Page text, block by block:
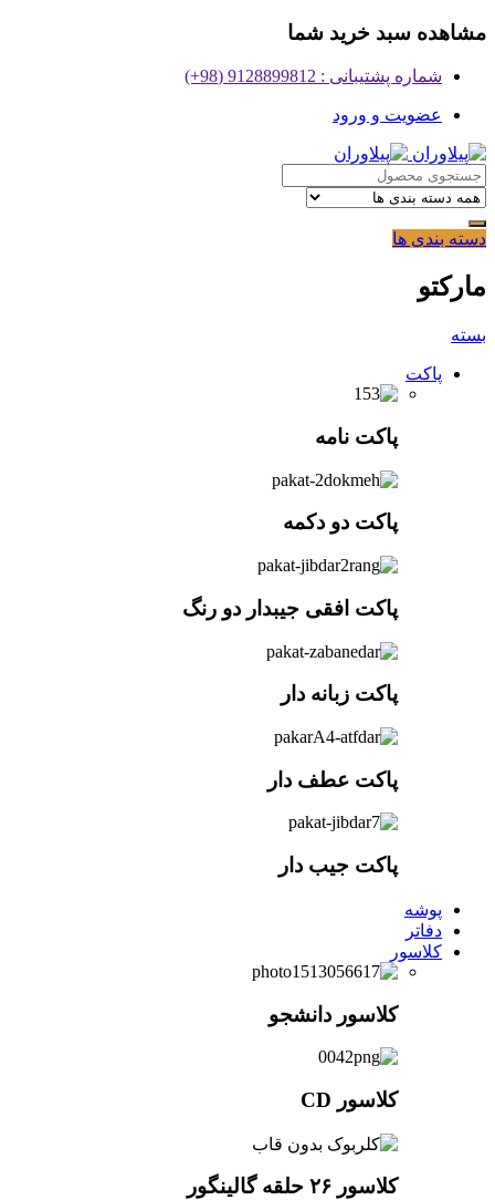
مشاهده سبد خرید شما
شماره پشتیبانی : 9128899812 (98+)
عضویت و ورود
دسته بندی ها
مارکتو
بسته
پاکت
پاکت نامه
پاکت دو دکمه
پاکت افقی جیبدار دو رنگ
پاکت زبانه دار
پاکت عطف دار
پاکت جیب دار
پوشه
دفاتر
کلاسور
کلاسور دانشجو
کلاسور CD
کلاسور ۲۶ حلقه گالینگور